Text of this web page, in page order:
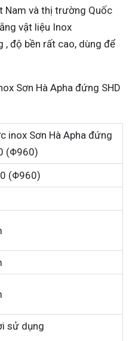
và thị trường Quốc
vật liệu Inox
, độ bền rất cao, dùng để
Sơn Hà Apha đứng SHD
inox Sơn Hà Apha đứng
(Φ960)
(Φ960)
sử dụng